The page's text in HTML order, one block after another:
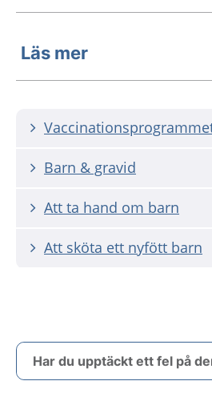
Läs mer
Barn & gravid
Att ta hand om barn
Att sköta ett nyfött barn
Har du upptäckt ett fel på